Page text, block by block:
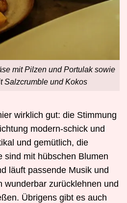
mit Pilzen und Portulak sowie
Salzcrumble und Kokos
wirklich gut: die Stimmung
modern-schick und
und gemütlich, die
sind mit hübschen Blumen
läuft passende Musik und
wunderbar zurücklehnen und
Übrigens gibt es auch